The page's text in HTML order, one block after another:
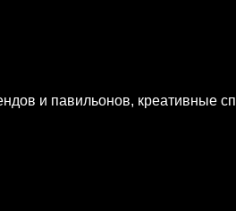
и павильонов, креативные